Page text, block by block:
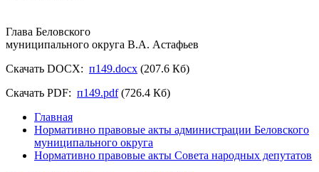
Глава Беловского
муниципального округа В.А. Астафьев
Скачать DOCX: п149.docx (207.6 Кб)
Скачать PDF: п149.pdf(726.4 Кб)
Главная
Нормативно правовые акты администрации Беловского
муниципального округа
Нормативно правовые акты Совета народных депутатов